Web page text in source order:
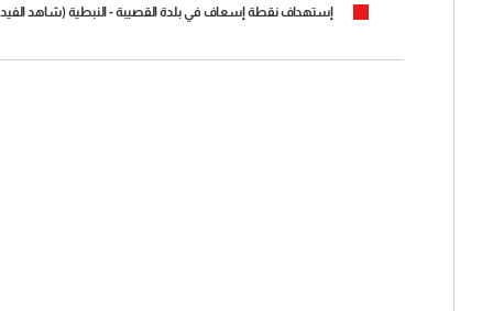
إستهداف نقطة إسعاف في بلدة القصيبة - النبطية (شاهد